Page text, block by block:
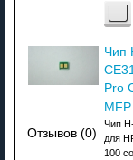
Отзывов (0)
Чип
Pro
Чип
для
100